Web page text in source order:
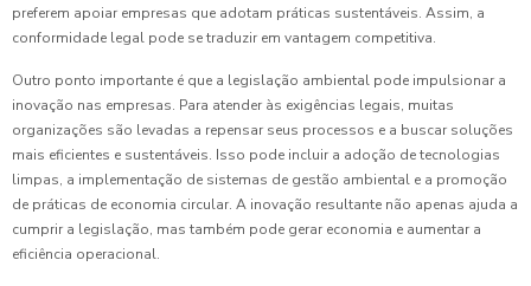
preferem apoiar empresas que adotam práticas sustentáveis. Assim, a
conformidade legal pode se traduzir em vantagem competitiva.
Outro ponto importante é que a legislação ambiental pode impulsionar a
inovação nas empresas. Para atender às exigências legais, muitas
organizações são levadas a repensar seus processos e a buscar soluções
mais eficientes e sustentáveis. Isso pode incluir a adoção de tecnologias
limpas, a implementação de sistemas de gestão ambiental e a promoção
de práticas de economia circular. A inovação resultante não apenas ajuda a
cumprir a legislação, mas também pode gerar economia e aumentar a
eficiência operacional.